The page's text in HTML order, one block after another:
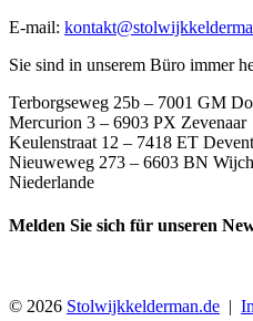
E-mail:
Sie sind in unserem Büro immer
Terborgseweg 25b – 7001 GM
Mercurion 3 – 6903 PX Zevenaar
Keulenstraat 12 – 7418 ET
Nieuweweg 273 – 6603 BN
Niederlande
Melden Sie sich für unseren
© 2026 Stolwijkkelderman.de |